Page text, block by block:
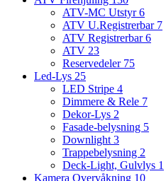
ATV-MC Utstyr6
ATV U.Registrerbar 7
ATV Registrerbar6
ATV 23
Reservedeler 75
Led-Lys 25
LED Stripe 4
Dimmere & Rele 7
Dekor-Lys 2
Fasade-belysning 5
Downlight 3
Trappebelysning 2
Deck-Light, Gulvlys 1
Kamera Overvåkning 10